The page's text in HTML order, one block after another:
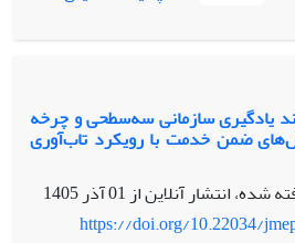
جهت گردآوری داده‌ها با استفاده
مرتبط و روش کتابخانه‌ای به استخراج
توجه به تحلیلی که از روش تحلیل
ترک خدمت نخبگان در شرکت نفت
فلات قاره ایران به اجرا در آمده است، 47 شاخص (گویه)، 8 مؤلفه
شده است. نتایج نشان داد عوامل ترک
سازمانی (ماهیت شغلی، مدیریت،
ویژگی‌های جمعیت شناختی،
یادگیری سازمانی سه‌سطحی و چرخه
ضمن خدمت با رویکرد تاب‌آوری
شده، انتشار آنلاین از01 آذر 1405
https://doi.org/10.22034/